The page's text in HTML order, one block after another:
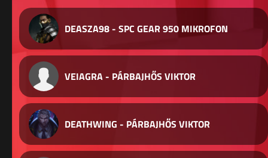
DEASZA98 - SPC GEAR 950 MIKROFON
VEIAGRA - PÁRBAJHŐS VIKTOR
DEATHWING - PÁRBAJHŐS VIKTOR